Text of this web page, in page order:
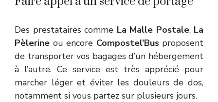
Des prestataires comme La Malle Postale, La
Pèlerine ou encore Compostel’Busproposent
de transporter vos bagages d’un hébergement
à l’autre. Ce service est très apprécié pour
marcher léger et éviter les douleurs de dos,
notamment si vous partez sur plusieurs jours.